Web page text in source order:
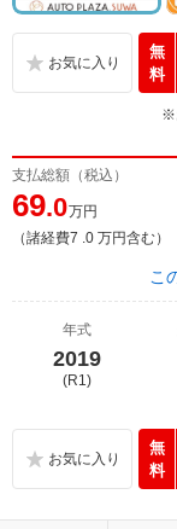
無
料
※
支払総額（税込）
69.0万円
（諸経費7 .0 万円含む）
こ
年式
2019
(R1)
無
料